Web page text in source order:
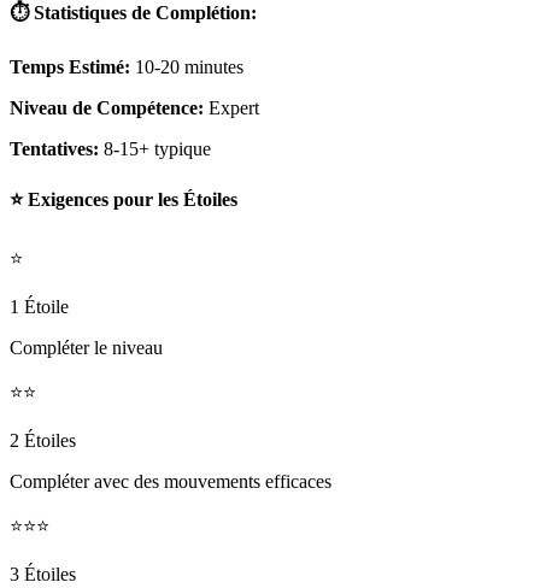
⏱️ Statistiques de Complétion:
Temps Estimé: 10-20 minutes
Niveau de Compétence: Expert
Tentatives: 8-15+ typique
⭐ Exigences pour les Étoiles
⭐
1 Étoile
Compléter le niveau
⭐⭐
2 Étoiles
Compléter avec des mouvements efficaces
⭐⭐⭐
3 Étoiles